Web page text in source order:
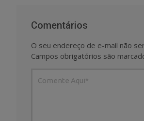
Comentários
O seu endereço de e-mail não
Campos obrigatórios são